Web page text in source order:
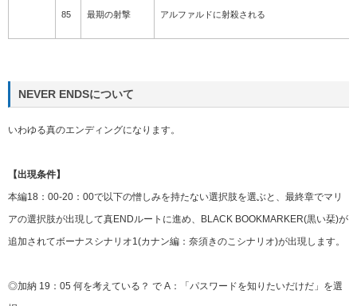
85 最期の射撃 アルファルドに射殺される
NEVER ENDSについて
いわゆる真のエンディングになります。
【出現条件】
本編18：00-20：00で以下の憎しみを持たない選択肢を選ぶと、最終章でマリ
アの選択肢が出現して真ENDルートに進め、BLACK BOOKMARKER(黒い栞)が
追加されてボーナスシナリオ1(カナン編：奈須きのこシナリオ)が出現します。
◎加納 19：05 何を考えている？ で A：「パスワードを知りたいだけだ」を選